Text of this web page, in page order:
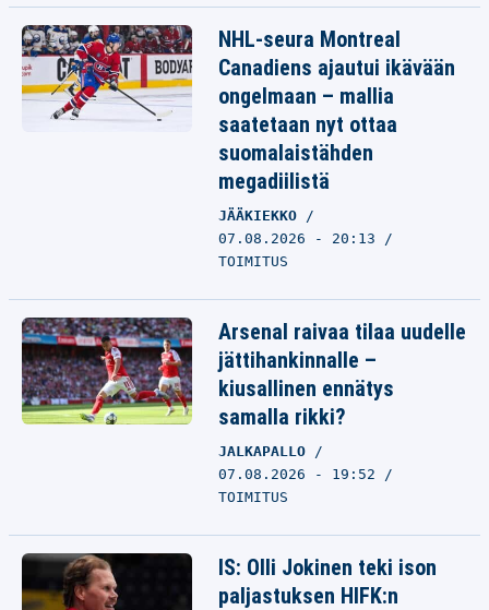
NHL-seura Montreal
Canadiens ajautui ikävään
ongelmaan – mallia
saatetaan nyt ottaa
suomalaistähden
megadiilistä
JÄÄKIEKKO
07.08.2026 - 20:13
TOIMITUS
Arsenal raivaa tilaa uudelle
jättihankinnalle –
kiusallinen ennätys
samalla rikki?
JALKAPALLO
07.08.2026 - 19:52
TOIMITUS
IS: Olli Jokinen teki ison
paljastuksen HIFK:n